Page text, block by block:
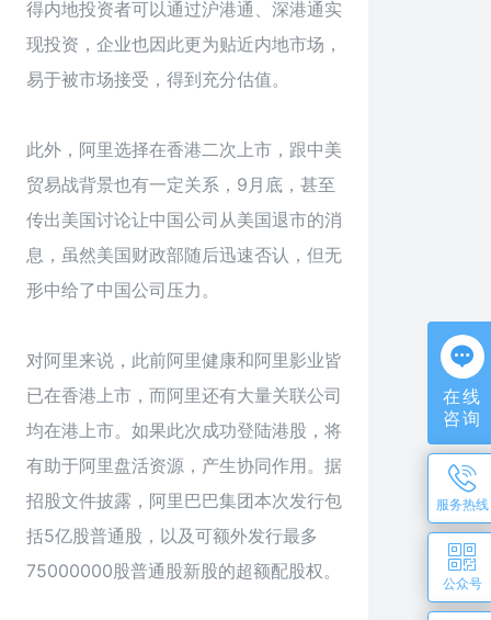
得内地投资者可以通过沪港通、深港通实
现投资，企业也因此更为贴近内地市场，
易于被市场接受，得到充分估值。
此外，阿里选择在香港二次上市，跟中美
贸易战背景也有一定关系，9月底，甚至
传出美国讨论让中国公司从美国退市的消
息，虽然美国财政部随后迅速否认，但无
形中给了中国公司压力。
对阿里来说，此前阿里健康和阿里影业皆
已在香港上市，而阿里还有大量关联公司
均在港上市。如果此次成功登陆港股，将
有助于阿里盘活资源，产生协同作用。据
招股文件披露，阿里巴巴集团本次发行包
括5亿股普通股，以及可额外发行最多
75000000股普通股新股的超额配股权。
在线
咨询
服务热线
公众号